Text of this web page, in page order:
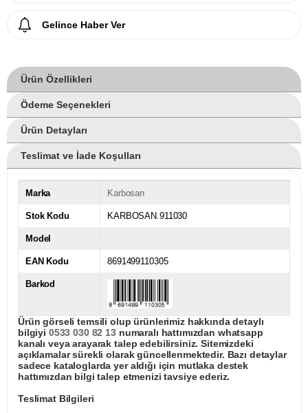
Gelince Haber Ver
Ürün Özellikleri
Ödeme Seçenekleri
Ürün Detayları
Teslimat ve İade Koşulları
Marka Karbosan
Stok Kodu KARBOSAN.911030
Model
EAN Kodu 8691499110305
Barkod
Ürün görseli temsili olup ürünlerimiz hakkında detaylı
bilgiyi 0533 030 82 13numaralı hattımızdan whatsapp
kanalı veya arayarak talep edebilirsiniz. Sitemizdeki
açıklamalar sürekli olarak güncellenmektedir. Bazı detaylar
sadece kataloglarda yer aldığı için mutlaka destek
hattımızdan bilgi talep etmenizi tavsiye ederiz.
Teslimat Bilgileri